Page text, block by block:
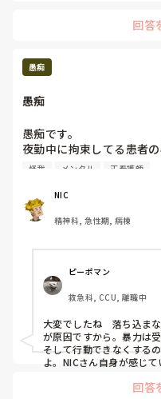
だろう……。
遭遇したら遭遇したで、
り重いアクシデントに遭
回答
愚痴
愚痴
愚痴です。
夜勤中に拘束してる患者
かられて顔に怪我をしまし
勤中にも関わらず、しば
メンバーやその時居た師
4年目にもなって勤務中
怪我 メンタル 正看護師
NIC
精神科, 急性期, 病棟
ピーポマン
救急科, CCU, 離職中
大変でしたね　落ち込ま
が原因ですから。暴力は
そして行動できなくする
よ。NICさん自身が感じ
回答